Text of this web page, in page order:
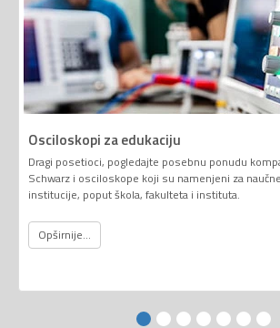
Osciloskopi za edukaciju
Dragi posetioci, pogledajte posebnu ponudu
Schwarz i osciloskope koji su namenjeni za
institucije, poput škola, fakulteta i instituta.
Opširnije...